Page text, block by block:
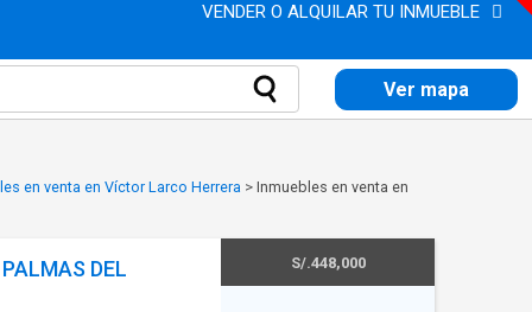
VENDER O ALQUILAR TU INMUEBLE
Ver mapa
en venta en Víctor Larco Herrera > Inmuebles en venta en
DEL
S/.448,000